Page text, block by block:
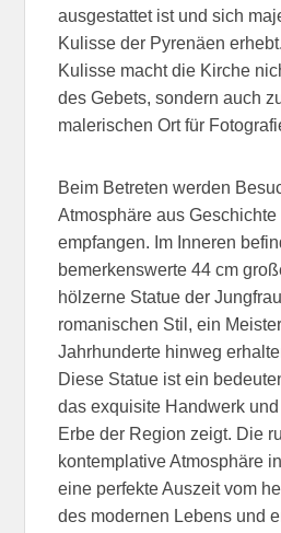
ausgestattet ist und sich
Kulisse der Pyrenäen
Kulisse macht die Kirche
des Gebets, sondern auch
malerischen Ort für
Beim Betreten werden
Atmosphäre aus
empfangen. Im Inneren
bemerkenswerte 44 cm
hölzerne Statue der
romanischen Stil, ein
Jahrhunderte hinweg
Diese Statue ist ein
das exquisite Handwerk
Erbe der Region zeigt. Die
kontemplative Atmosphäre
eine perfekte Auszeit vom
des modernen Lebens und